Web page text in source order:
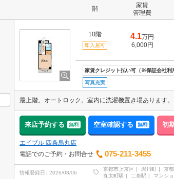
階
家賃
管理費
10階
即入居可
4.1万円
6,000円
家賃クレジット払い可（※保証会社利
写真充実
来店予約する 無料 空室確認する 無料 初
エイブル 四条烏丸店
電話でのご予約・お問合せ
075-211-3455
情報登録日 2026/08/06
京都市上京区 堀川町 京
丸太町駅
二条駅 マンシ